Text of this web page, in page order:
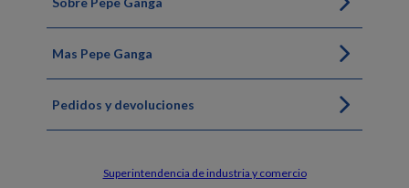
Mas Pepe Ganga
Pedidos y devoluciones
Superintendencia de industria y comercio